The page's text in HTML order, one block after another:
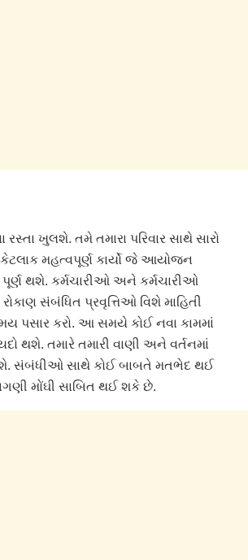
ખુલશે. તમે તમારા પરિવાર સાથે સારો
મહત્વપૂર્ણ કાર્યો જે આયોજન
થશે. કર્મચારીઓ અને કર્મચારીઓ
સંબંધિત પ્રવૃત્તિઓ વિશે માહિતી
પસાર કરો. આ સમયે કોઈ નવા કામમાં
થશે. તમારે તમારી વાણી અને વર્તનમાં
સંબંધીઓ સાથે કોઈ બાબતે મતભેદ થઈ
મોંઘી સાબિત થઈ શકે છે.